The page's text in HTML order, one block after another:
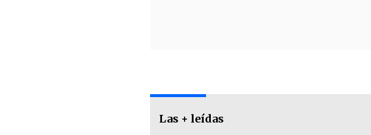
Las + leídas